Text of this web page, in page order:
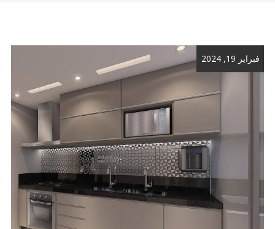
فبراير 19, 2024